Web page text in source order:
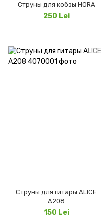
Струны для кобзы HORA
250 Lei
Струны для гитары ALICE
A208
150 Lei